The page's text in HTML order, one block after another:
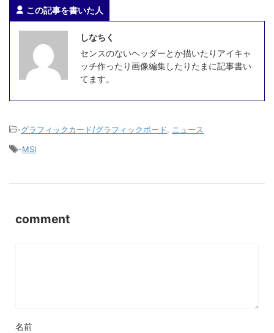
この記事を書いた人
しなちく
センスのないヘッダーとか描いたりアイキャ
ッチ作ったり画像編集したりたまに記事書い
てます。
-グラフィックカード/グラフィックボード, ニュース
-MSI
comment
名前